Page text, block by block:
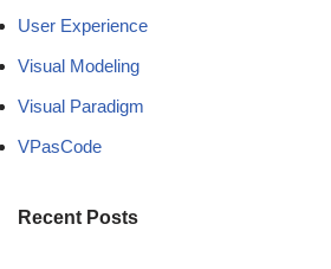
User Experience
Visual Modeling
Visual Paradigm
VPasCode
Recent Posts